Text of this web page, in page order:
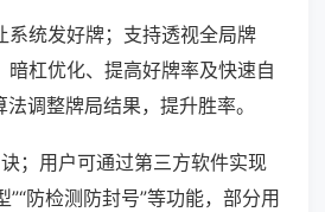
系统发好牌；支持透视全局牌
暗杠优化、提高好牌率及快速自
调整牌局结果，提升胜率。
；用户可通过第三方软件实现
”“防检测防封号”等功能，部分用